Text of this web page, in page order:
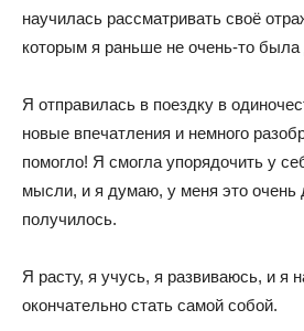
научилась рассматривать своё
которым я раньше не очень-то была
Я отправилась в поездку в
новые впечатления и немного
помогло! Я смогла упорядочить у
мысли, и я думаю, у меня это очень
получилось.
Я расту, я учусь, я развиваюсь, и я
окончательно стать самой собой.